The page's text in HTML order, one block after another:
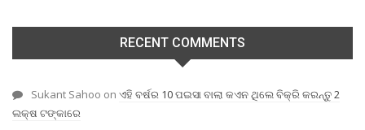
RECENT COMMENTS
Sukant Sahoo on ଏହି ବର୍ଷର 10 ପଇସା ବାଲା କଏନ ଥିଲେ ବିକ୍ରି କରନ୍ତୁ 2
ଲକ୍ଷ ଟଙ୍କାରେ